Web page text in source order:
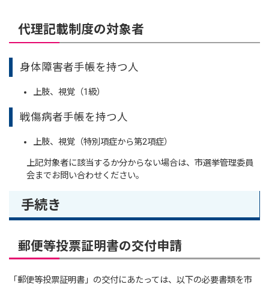
代理記載制度の対象者
身体障害者手帳を持つ人
上肢、視覚（1級）
戦傷病者手帳を持つ人
上肢、視覚（特別項症から第2項症）
上記対象者に該当するか分からない場合は、市選挙管理委員
会までお問い合わせください。
手続き
郵便等投票証明書の交付申請
「郵便等投票証明書」の交付にあたっては、以下の必要書類を市